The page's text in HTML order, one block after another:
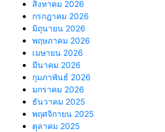
สิงหาคม 2026
กรกฎาคม 2026
มิถุนายน 2026
พฤษภาคม 2026
เมษายน 2026
มีนาคม 2026
กุมภาพันธ์ 2026
มกราคม 2026
ธันวาคม 2025
พฤศจิกายน 2025
ตุลาคม 2025